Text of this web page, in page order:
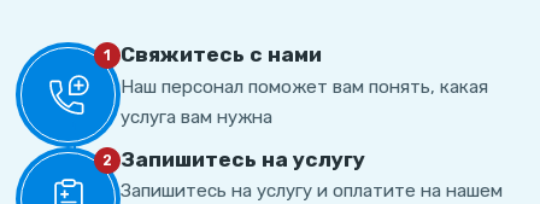
1 Свяжитесь с нами
Наш персонал поможет вам понять, какая
услуга вам нужна
2 Запишитесь на услугу
Запишитесь на услугу и оплатите на нашем